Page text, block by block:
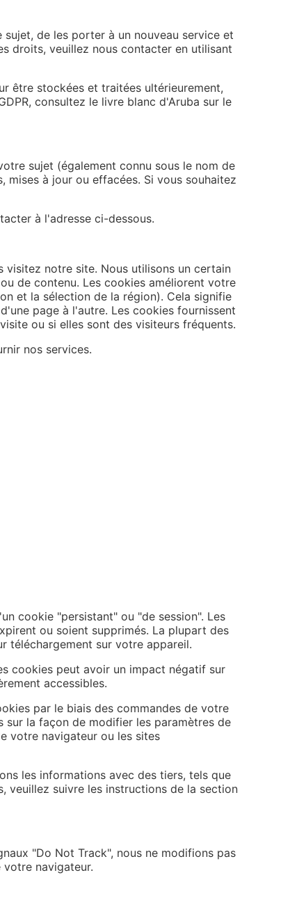
de les porter à un nouveau service et
droits, veuillez nous contacter en utilisant
être stockées et traitées ultérieurement,
consultez le livre blanc d'Aruba sur le
sujet (également connu sous le nom de
à jour ou effacées. Si vous souhaitez
à l'adresse ci-dessous.
notre site. Nous utilisons un certain
de contenu. Les cookies améliorent votre
et la sélection de la région). Cela signifie
page à l'autre. Les cookies fournissent
ou si elles sont des visiteurs fréquents.
nos services.
cookie "persistant" ou "de session". Les
ou soient supprimés. La plupart des
téléchargement sur votre appareil.
cookies peut avoir un impact négatif sur
accessibles.
par le biais des commandes de votre
sur la façon de modifier les paramètres de
votre navigateur ou les sites
les informations avec des tiers, tels que
veuillez suivre les instructions de la section
"Do Not Track", nous ne modifions pas
navigateur.